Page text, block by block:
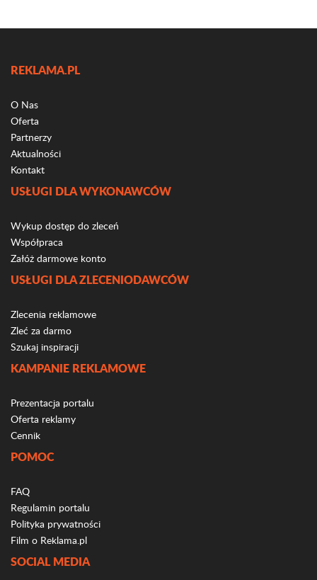
REKLAMA.PL
O Nas
Oferta
Partnerzy
Aktualności
Kontakt
USŁUGI DLA WYKONAWCÓW
Wykup dostęp do zleceń
Współpraca
Załóż darmowe konto
USŁUGI DLA ZLECENIODAWCÓW
Zlecenia reklamowe
Zleć za darmo
Szukaj inspiracji
KAMPANIE REKLAMOWE
Prezentacja portalu
Oferta reklamy
Cennik
POMOC
FAQ
Regulamin portalu
Polityka prywatności
Film o Reklama.pl
SOCIAL MEDIA